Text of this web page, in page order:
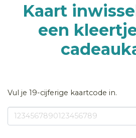
Kaart
een
Vul je 19-cijferige kaartcode in.